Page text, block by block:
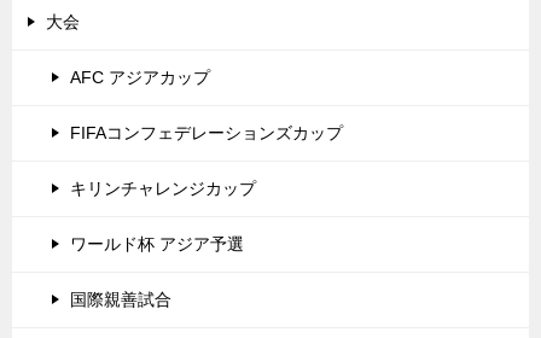
大会
AFC アジアカップ
FIFAコンフェデレーションズカップ
キリンチャレンジカップ
ワールド杯 アジア予選
国際親善試合